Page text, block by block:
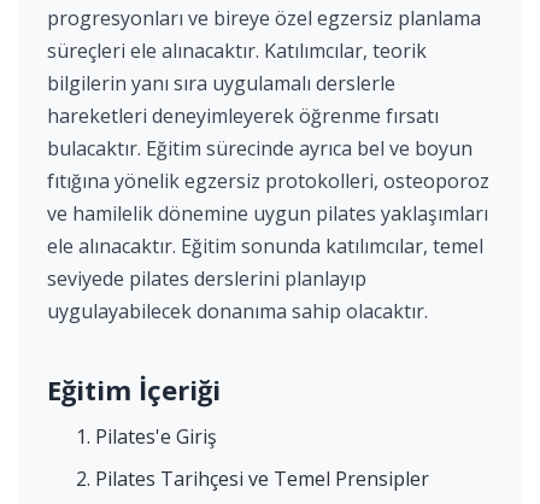
progresyonları ve bireye özel egzersiz planlama
süreçleri ele alınacaktır. Katılımcılar, teorik
bilgilerin yanı sıra uygulamalı derslerle
hareketleri deneyimleyerek öğrenme fırsatı
bulacaktır. Eğitim sürecinde ayrıca bel ve boyun
fıtığına yönelik egzersiz protokolleri, osteoporoz
ve hamilelik dönemine uygun pilates yaklaşımları
ele alınacaktır. Eğitim sonunda katılımcılar, temel
seviyede pilates derslerini planlayıp
uygulayabilecek donanıma sahip olacaktır.
Eğitim İçeriği
Pilates'e Giriş
Pilates Tarihçesi ve Temel Prensipler